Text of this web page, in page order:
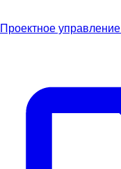
Проектное управление